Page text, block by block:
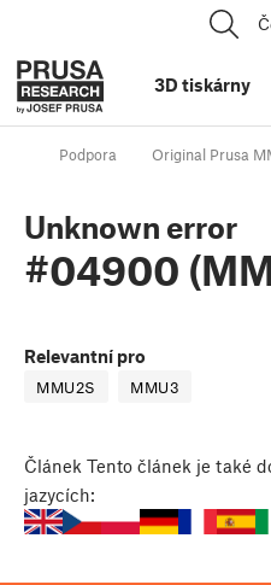
3D tiskárny
Podpora Original Prusa
Unknown error
#04900
Relevantní pro
MMU2S MMU3
Článek Tento článek je také
jazycích: